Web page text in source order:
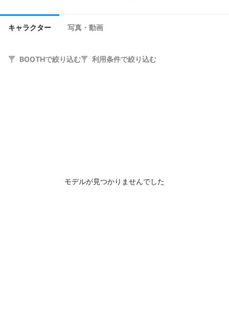
キャラクター 写真・動画
BOOTHで絞り込む 利用条件で絞り込む
モデルが見つかりませんでした